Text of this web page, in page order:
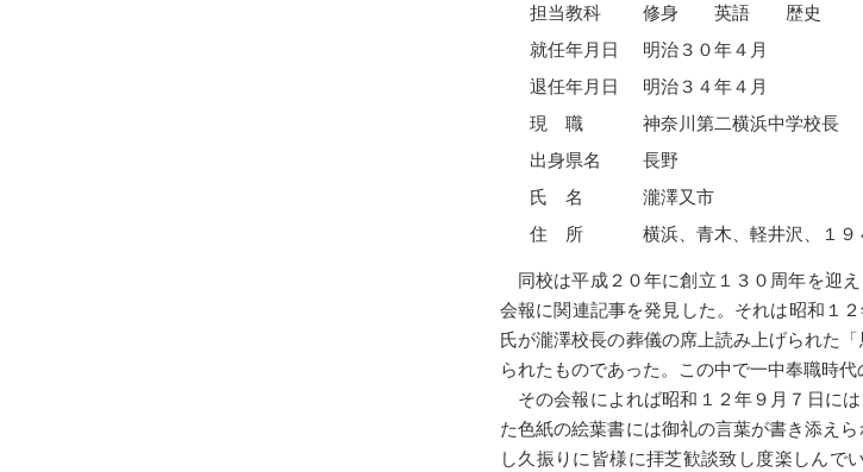
担当教科
修身 英語 歴史
就任年月日
明治３０年４月
退任年月日
明治３４年４月
現 職
神奈川第二横浜中学校長
出身県名
長野
氏 名
瀧澤又市
住 所
横浜、青木、軽井沢、１９
同校は平成２０年に創立１３０周年を迎
会報に関連記事を発見した。それは昭和１
氏が瀧澤校長の葬儀の席上読み上げられた
られたものであった。この中で一中奉職時代
その会報によれば昭和１２年９月７日に
た色紙の絵葉書には御礼の言葉が書き添え
し久振りに皆様に拝芝歓談致し度楽しんで